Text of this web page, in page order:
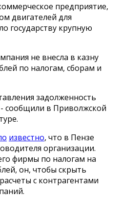
предприятие,
двигателей для
государству крупную
не внесла в казну
по налогам, сборам и
задолженность
сообщили в Приволжской
известно, что в Пензе
организации.
фирмы по налогам на
он, чтобы скрыть
с контрагентами